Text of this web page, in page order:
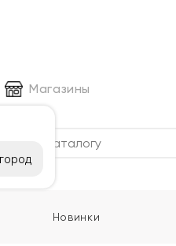
Магазины
Новинки